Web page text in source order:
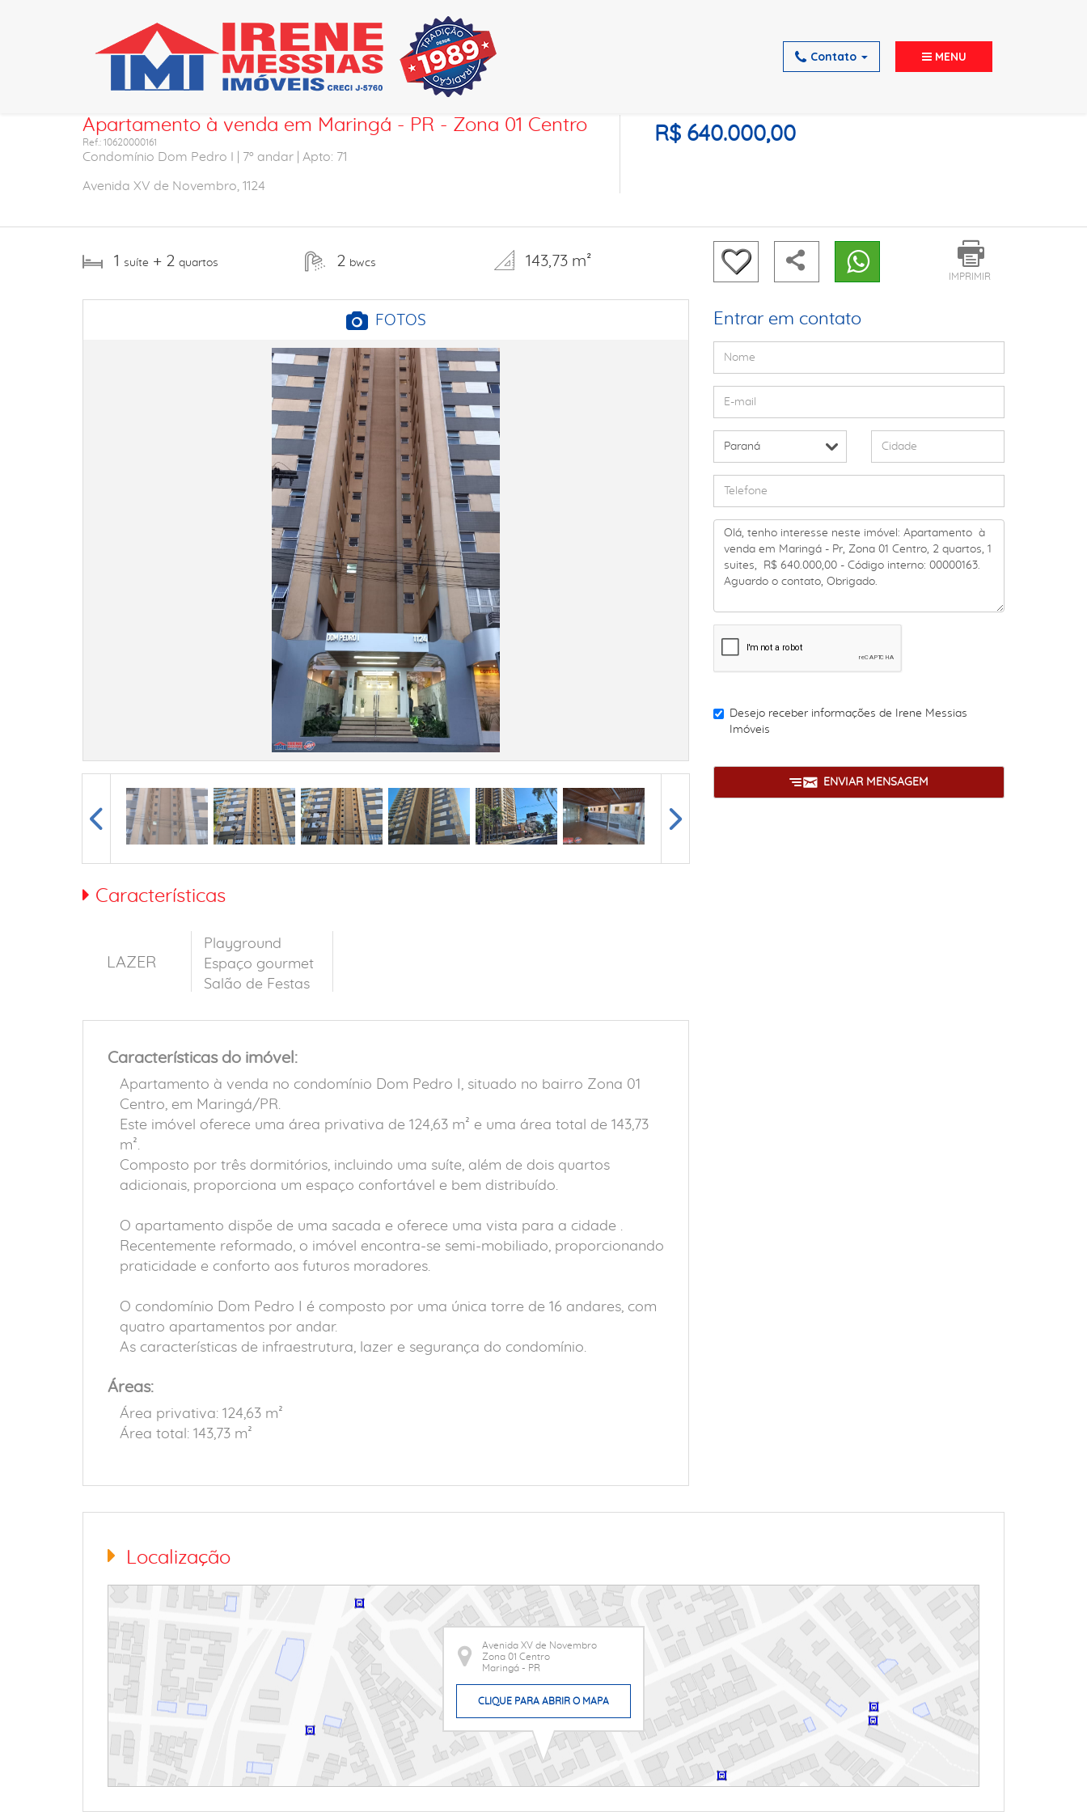
Contato MENU
Ficha do imóvel
Apartamento à venda em Maringá - PR - Zona 01 Centro
Ref.: 10620000161
Condomínio Dom Pedro I | 7º andar | Apto: 71
Avenida XV de Novembro, 1124
R$ 640.000,00
1 suíte + 2 quartos 2 bwcs 143,73 m²
FOTOS
IMPRIMIR
Entrar em contato
Desejo receber informações de
Irene Messias
Imóveis
ENVIAR MENSAGEM
Características
LAZER
Playground
Espaço gourmet
Salão de Festas
Características do imóvel:
Apartamento à venda no condomínio Dom Pedro I, situado no bairro Zona 01
Centro, em Maringá/PR.
Este imóvel oferece uma área privativa de 124,63 m² e uma área total de 143,73
m².
Composto por três dormitórios, incluindo uma suíte, além de dois quartos
adicionais, proporciona um espaço confortável e bem distribuído.
O apartamento dispõe de uma sacada e oferece uma vista para a cidade .
Recentemente reformado, o imóvel encontra-se semi-mobiliado, proporcionando
praticidade e conforto aos futuros moradores.
O condomínio Dom Pedro I é composto por uma única torre de 16 andares, com
quatro apartamentos por andar.
As características de infraestrutura, lazer e segurança do condomínio.
Áreas:
Área privativa: 124,63 m²
Área total: 143,73 m²
Localização
Avenida XV de Novembro
Zona 01 Centro
Maringá - PR
CLIQUE PARA ABRIR O MAPA